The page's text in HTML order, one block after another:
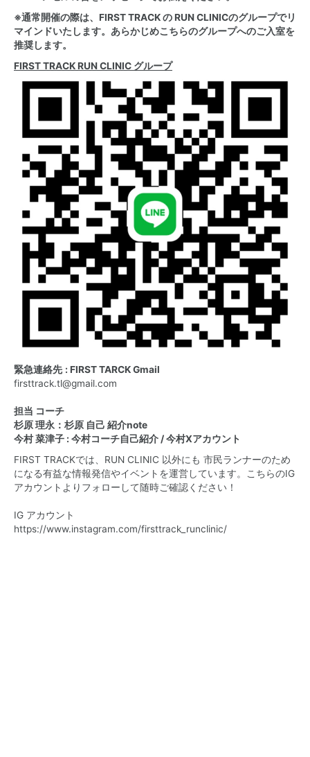
※通常開催の際は、FIRST TRACK の RUN CLINICのグループでリ
マインドいたします。あらかじめこちらのグループへのご入室を
推奨します。
FIRST TRACK RUN CLINIC グループ
緊急連絡先 : FIRST TARCK Gmail
firsttrack.tl@gmail.com
担当 コーチ
杉原 理永： 杉原 自己 紹介note
今村 菜津子 : 今村コーチ自己紹介 /今村Xアカウント
FIRST TRACKでは、RUN CLINIC 以外にも 市民ランナーのため
になる有益な情報発信やイベントを運営しています。こちらのIG
アカウントよりフォローして随時ご確認ください！
IG アカウント
https://www.instagram.com/firsttrack_runclinic/